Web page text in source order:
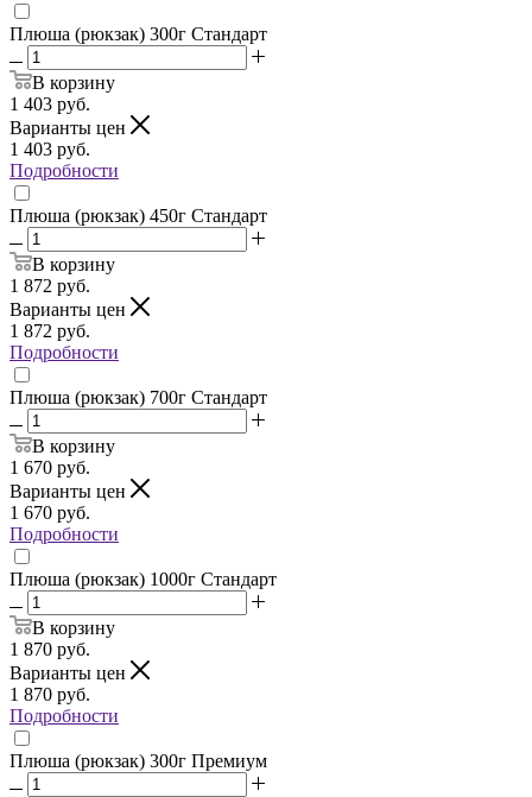
Плюша (рюкзак) 300г Стандарт
В корзину
1 403 руб.
Варианты цен
1 403 руб.
Подробности
Плюша (рюкзак) 450г Стандарт
В корзину
1 872 руб.
Варианты цен
1 872 руб.
Подробности
Плюша (рюкзак) 700г Стандарт
В корзину
1 670 руб.
Варианты цен
1 670 руб.
Подробности
Плюша (рюкзак) 1000г Стандарт
В корзину
1 870 руб.
Варианты цен
1 870 руб.
Подробности
Плюша (рюкзак) 300г Премиум